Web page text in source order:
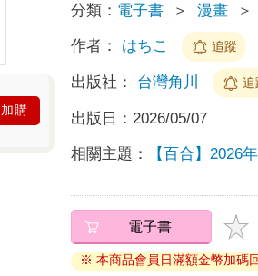
加購
分類： 電子書 ＞ 漫畫 ＞
作者： はちこ 追蹤
出版社： 台灣角川 追
出版日： 2026/05/07
相關主題： 【百合】2026
電子書
※ 本商品會員日滿額金幣加碼